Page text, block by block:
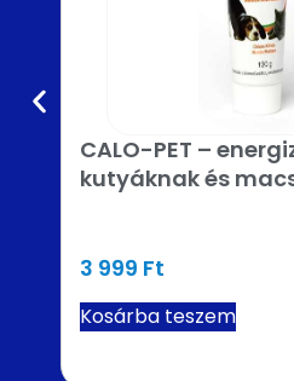
CALO-PET –
kutyáknak és
3 999 Ft
Kosárba teszem